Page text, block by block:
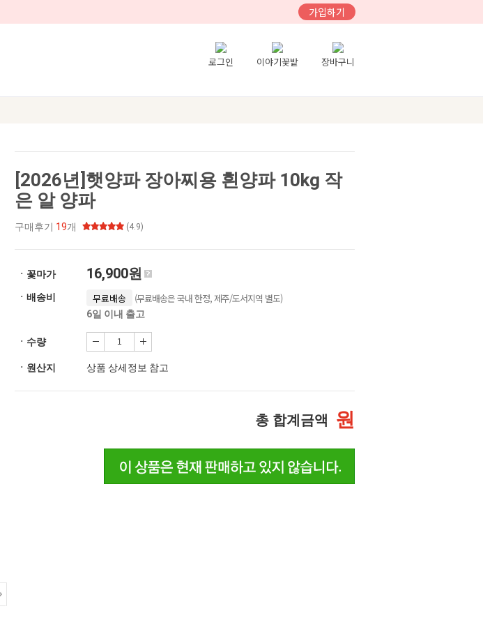
가입하기
로그인 이야기꽃밭 장바구니
[2026년]햇양파 장아찌용 흰양파 10kg 작
은 알 양파
구매후기 19개 (4.9)
ㆍ꽃마가 16,900원
ㆍ배송비 무료배송 (무료배송은 국내 한정, 제주/도서지역 별도)
6일 이내 출고
ㆍ수량
ㆍ원산지 상품 상세정보 참고
총 합계금액 원